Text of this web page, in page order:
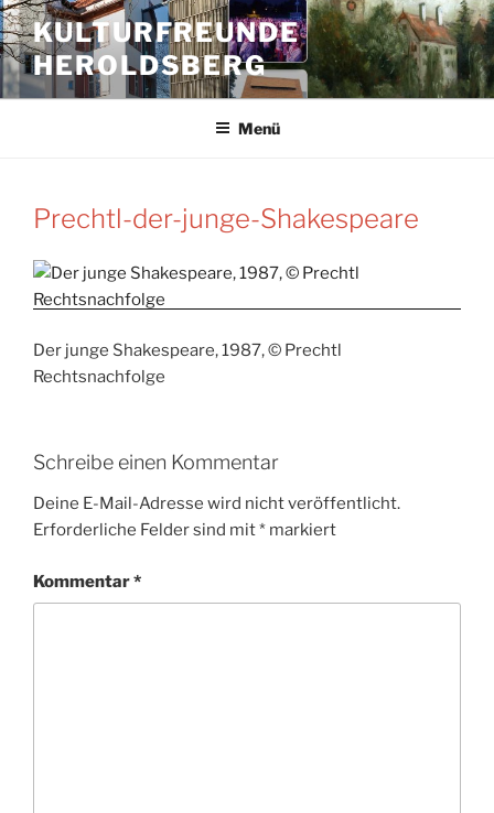
Zum
Inhalt
springen
KULTURFREUNDE
HEROLDSBERG
Menü
Prechtl-der-junge-Shakespeare
Der junge Shakespeare, 1987, © Prechtl
Rechtsnachfolge
Schreibe einen Kommentar
Deine E-Mail-Adresse wird nicht veröffentlicht.
Erforderliche Felder sind mit* markiert
Kommentar*